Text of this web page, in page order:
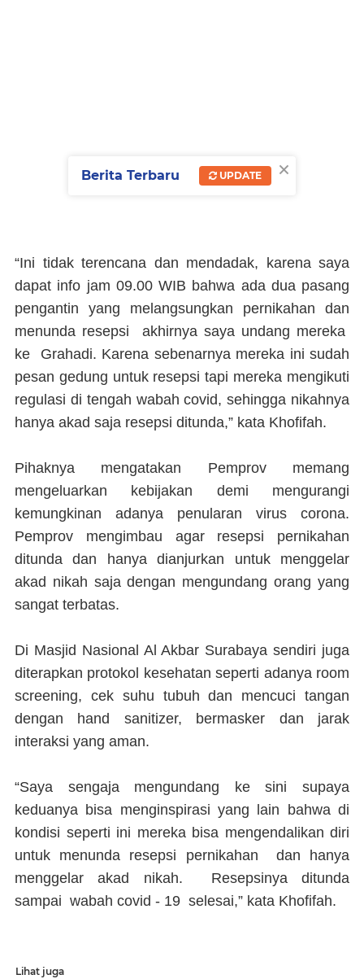
“Ini tidak terencana dan mendadak, karena saya
dapat info jam 09.00 WIB bahwa ada dua pasang
pengantin yang melangsungkan pernikahan dan
menunda resepsi akhirnya saya undang mereka
ke Grahadi. Karena sebenarnya mereka ini sudah
pesan gedung untuk resepsi tapi mereka mengikuti
regulasi di tengah wabah covid, sehingga nikahnya
hanya akad saja resepsi ditunda,” kata Khofifah.
Pihaknya mengatakan Pemprov memang
mengeluarkan kebijakan demi mengurangi
kemungkinan adanya penularan virus corona.
Pemprov mengimbau agar resepsi pernikahan
ditunda dan hanya dianjurkan untuk menggelar
akad nikah saja dengan mengundang orang yang
sangat terbatas.
Di Masjid Nasional Al Akbar Surabaya sendiri juga
diterapkan protokol kesehatan seperti adanya room
screening, cek suhu tubuh dan mencuci tangan
dengan hand sanitizer, bermasker dan jarak
interaksi yang aman.
“Saya sengaja mengundang ke sini supaya
keduanya bisa menginspirasi yang lain bahwa di
kondisi seperti ini mereka bisa mengendalikan diri
untuk menunda resepsi pernikahan dan hanya
menggelar akad nikah. Resepsinya ditunda
sampai wabah covid - 19 selesai,” kata Khofifah.
Lihat juga
×
Berita Terbaru UPDATE